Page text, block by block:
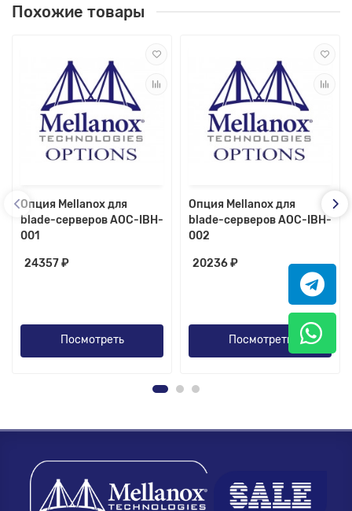
Похожие товары
Опция Mellanox для
blade-серверов AOC-IBH-
001
24357 ₽
Посмотреть
Опция Mellanox для
blade-серверов AOC-IBH-
002
20236 ₽
Посмотреть